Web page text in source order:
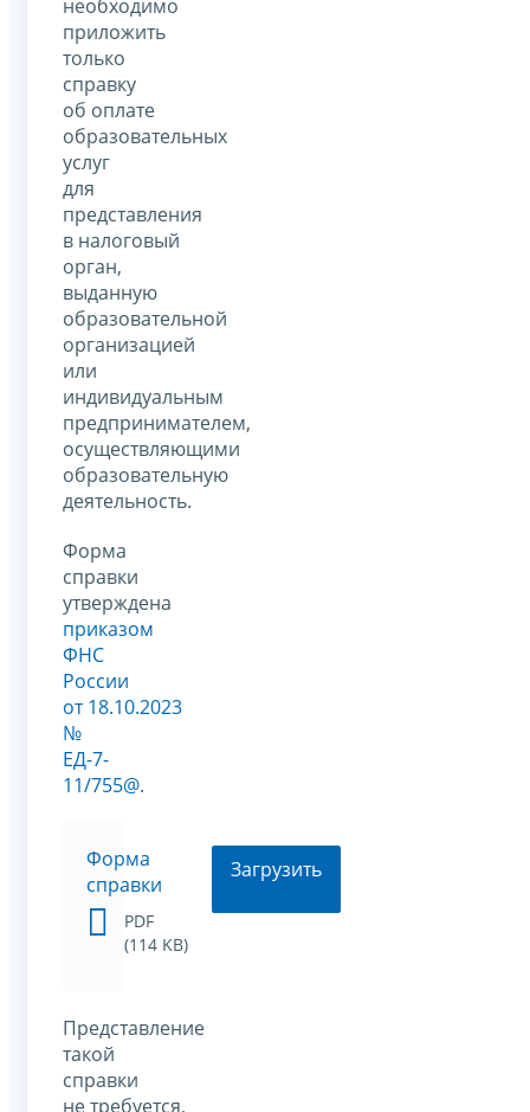
необходимо
приложить
только
справку
об оплате
образовательных
услуг
для
представления
в налоговый
орган,
выданную
образовательной
организацией
или
индивидуальным
предпринимателем,
осуществляющими
образовательную
деятельность.
Форма
справки
утверждена
приказом
ФНС
России
от 18.10.2023
№
ЕД-7-
11/755@.
Форма
справки
PDF
(114 KB)
Загрузить
Представление
такой
справки
не требуется,